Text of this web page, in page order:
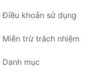
Điều khoản sử dụng
Miễn trừ trách nhiệm
Danh mục